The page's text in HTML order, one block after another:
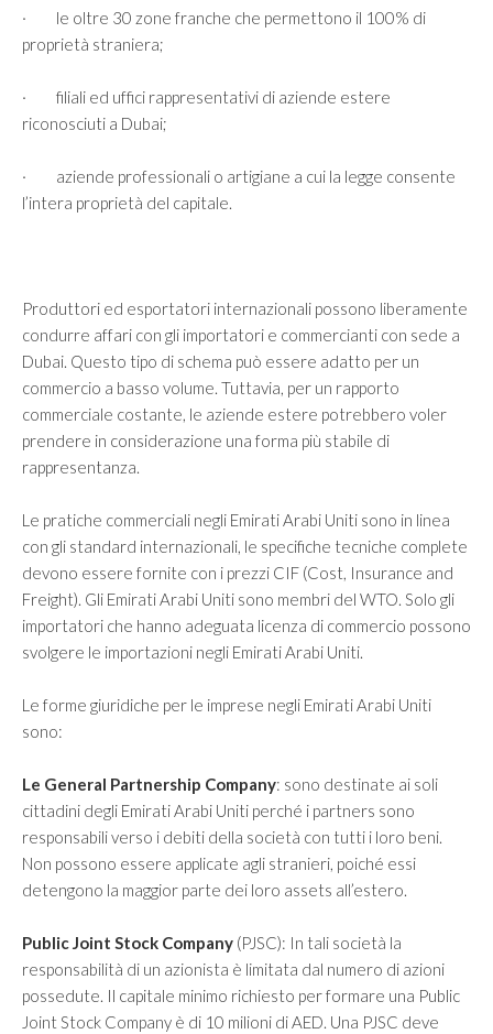
· le oltre 30 zone franche che permettono il 100% di
proprietà straniera;
· filiali ed uffici rappresentativi di aziende estere
riconosciuti a Dubai;
· aziende professionali o artigiane a cui la legge consente
l’intera proprietà del capitale.
Produttori ed esportatori internazionali possono liberamente
condurre affari con gli importatori e commercianti con sede a
Dubai. Questo tipo di schema può essere adatto per un
commercio a basso volume. Tuttavia, per un rapporto
commerciale costante, le aziende estere potrebbero voler
prendere in considerazione una forma più stabile di
rappresentanza.
Le pratiche commerciali negli Emirati Arabi Uniti sono in linea
con gli standard internazionali, le specifiche tecniche complete
devono essere fornite con i prezzi CIF (Cost, Insurance and
Freight). Gli Emirati Arabi Uniti sono membri del WTO. Solo gli
importatori che hanno adeguata licenza di commercio possono
svolgere le importazioni negli Emirati Arabi Uniti.
Le forme giuridiche per le imprese negli Emirati Arabi Uniti
sono:
Le General Partnership Company: sono destinate ai soli
cittadini degli Emirati Arabi Uniti perché i partners sono
responsabili verso i debiti della società con tutti i loro beni.
Non possono essere applicate agli stranieri, poiché essi
detengono la maggior parte dei loro assets all’estero.
Public Joint Stock Company (PJSC): In tali società la
responsabilità di un azionista è limitata dal numero di azioni
possedute. Il capitale minimo richiesto per formare una Public
Joint Stock Company è di 10 milioni di AED. Una PJSC deve